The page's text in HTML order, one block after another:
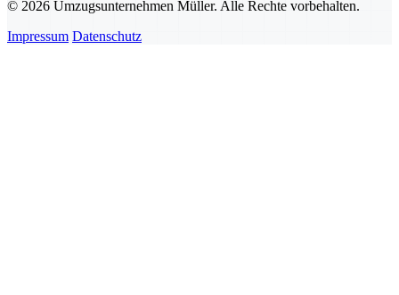
© 2026 Umzugsunternehmen Müller. Alle Rechte vorbehalten.
Impressum Datenschutz